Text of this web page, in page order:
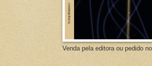
Venda pela editora ou pedido